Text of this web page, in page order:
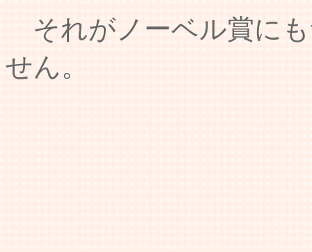
それがノーベル賞に
せん。